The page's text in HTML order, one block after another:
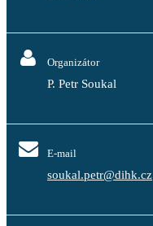
Organizátor
P. Petr Soukal
E-mail
soukal.petr@dihk.cz